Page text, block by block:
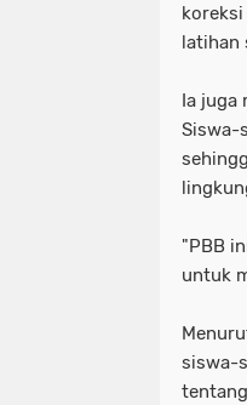
latihan
Ia juga
Siswa-
"PBB
untuk
siswa-